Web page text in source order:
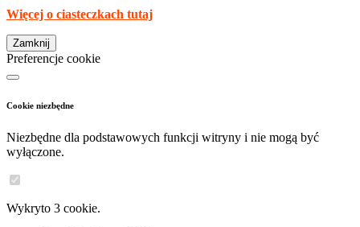
Więcej o ciasteczkach tutaj
Zamknij
Preferencje cookie
Cookie niezbędne
Niezbędne dla podstawowych funkcji witryny i nie mogą być
wyłączone.
Wykryto 3 cookie.